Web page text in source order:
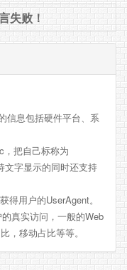
失败！
信息包括硬件平台、系
把自己标称为
文字显示的同时还支持
得用户的UserAgent。
真实访问，一般的Web
，移动占比等等。